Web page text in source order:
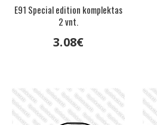
E91 Special edition komplektas
2 vnt.
3.08€